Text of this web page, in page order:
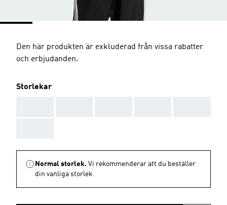
Den här produkten är exkluderad från vissa rabatter
och erbjudanden.
Storlekar
Normal storlek. Vi rekommenderar att du beställer
din vanliga storlek.